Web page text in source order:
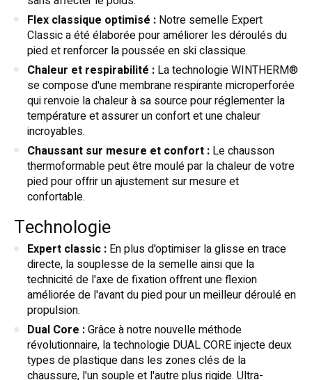
Flex classique optimisé : Notre semelle Expert
Classic a été élaborée pour améliorer les déroulés du
pied et renforcer la poussée en ski classique.
Chaleur et respirabilité : La technologie WINTHERM®
se compose d'une membrane respirante microperforée
qui renvoie la chaleur à sa source pour réglementer la
température et assurer un confort et une chaleur
incroyables.
Chaussant sur mesure et confort : Le chausson
thermoformable peut être moulé par la chaleur de votre
pied pour offrir un ajustement sur mesure et
confortable.
Technologie
Expert classic : En plus d'optimiser la glisse en trace
directe, la souplesse de la semelle ainsi que la
technicité de l'axe de fixation offrent une flexion
améliorée de l'avant du pied pour un meilleur déroulé en
propulsion.
Dual Core :Grâce à notre nouvelle méthode
révolutionnaire, la technologie DUAL CORE injecte deux
types de plastique dans les zones clés de la
chaussure, l'un souple et l'autre plus rigide. Ultra-